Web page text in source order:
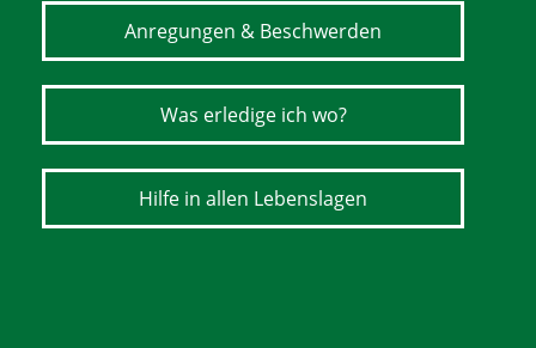
Anregungen & Beschwerden
Was erledige ich wo?
Hilfe in allen Lebenslagen